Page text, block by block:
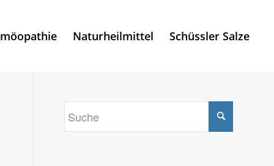
Naturheilmittel Schüssler Salze